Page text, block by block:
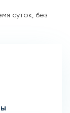
суток, без